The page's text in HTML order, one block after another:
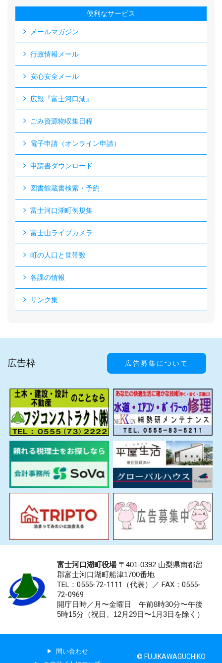
便利なサービス
メールマガジン
行政情報メール
安心安全メール
広報『富士河口湖』
ごみ資源物収集日程
電子申請（オンライン申請）
申請書ダウンロード
図書館蔵書検索・予約
富士河口湖町例規集
富士山ライブカメラ
町の人口と世帯数
各課の情報
リンク集
広告枠 広告募集について
富士河口湖町役場〒401-0392 山梨県南都留
郡富士河口湖町船津1700番地
TEL：0555-72-1111 （代表）／ FAX：0555-
72-0969
開庁日時／月〜金曜日 午前8時30分〜午後
5時15分（祝日、12月29日〜1月3日を除く）
問い合わせ
© FUJIKAWAGUCHIKO